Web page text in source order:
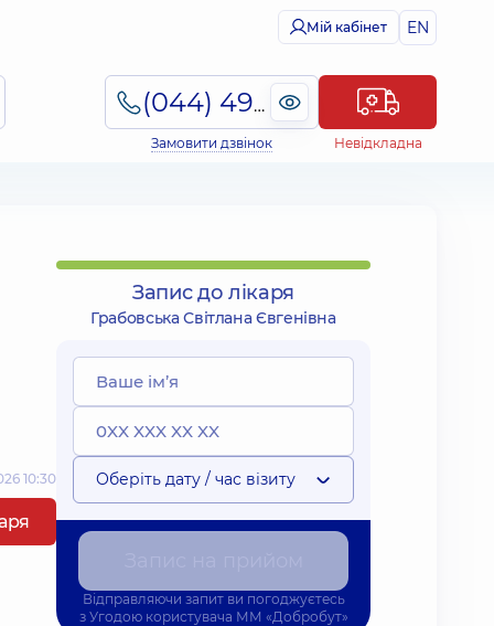
Мій кабінет EN
(044) 495-2-888
Замовити дзвінок Невідкладна
10:30
Запис до лікаря
Грабовська Світлана Євгенівна
Оберіть дату / час візиту
Відправляючи запит ви погоджуєтесь
з Угодою користувача ММ «Добробут»